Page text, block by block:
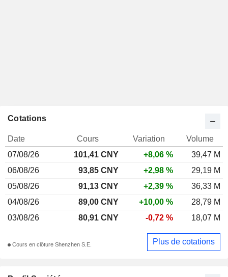
Cotations
Date Cours Variation
Volume
07/08/26
101,41 CNY +8,06 %
39,47 M
06/08/26
93,85 CNY +2,98 %
29,19 M
05/08/26
91,13 CNY +2,39 %
36,33 M
04/08/26
89,00 CNY +10,00 %
28,79 M
03/08/26
80,91 CNY -0,72 % 18,07 M
Cours en clôture Shenzhen S.E. Plus de cotations